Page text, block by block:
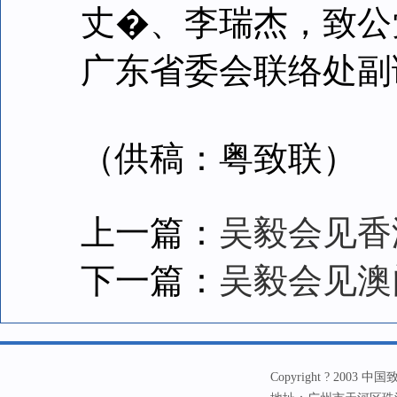
丈�、李瑞杰，致公
广东省委会联络处
（供稿：粤致联）
上一篇： 吴毅会见
下一篇： 吴毅会见
Copyright ? 2003 中国